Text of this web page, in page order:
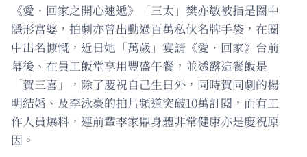
《愛•回家之開心速遞》「三太」樊亦敏被指是圈中
隱形富婆，拍劇亦曾出動過百萬私伙名牌手袋，在圈
中出名慷慨，近日她「萬歲」宴請《愛．回家》台前
幕後、在員工飯堂享用豐盛午餐，並透露這餐飯是
「賀三喜」，除了慶祝自己生日外，同時賀同劇的楊
明結婚、及李泳豪的拍片頻道突破10萬訂閱，而有工
作人員爆料，連前輩李家鼎身體非常健康亦是慶祝原
因。